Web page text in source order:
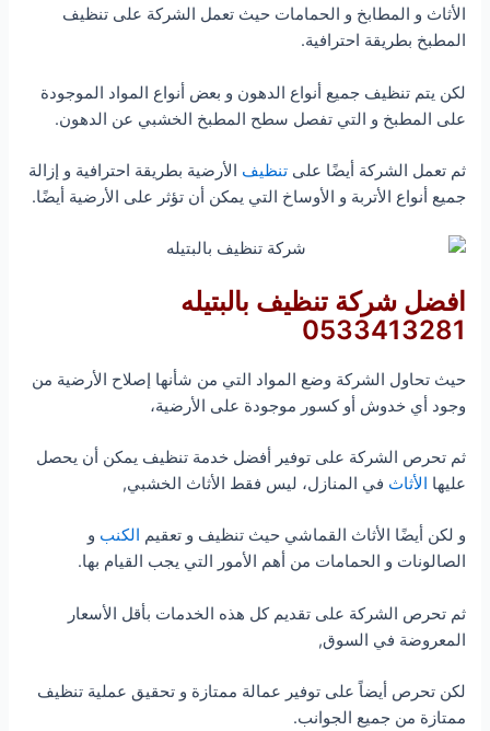
الأثاث و المطابخ و الحمامات حيث تعمل الشركة على تنظيف
المطبخ بطريقة احترافية.
لكن يتم تنظيف جميع أنواع الدهون و بعض أنواع المواد الموجودة
على المطبخ و التي تفصل سطح المطبخ الخشبي عن الدهون.
ثم تعمل الشركة أيضًا علىتنظيف الأرضية بطريقة احترافية و إزالة
جميع أنواع الأتربة و الأوساخ التي يمكن أن تؤثر على الأرضية أيضًا.
افضل شركة تنظيف بالبتيله
0533413281
حيث تحاول الشركة وضع المواد التي من شأنها إصلاح الأرضية من
وجود أي خدوش أو كسور موجودة على الأرضية،
ثم تحرص الشركة على توفير أفضل خدمة تنظيف يمكن أن يحصل
عليها الأثاث في المنازل، ليس فقط الأثاث الخشبي,
و لكن أيضًا الأثاث القماشي حيث تنظيف و تعقيم الكنب و
الصالونات و الحمامات من أهم الأمور التي يجب القيام بها.
ثم تحرص الشركة على تقديم كل هذه الخدمات بأقل الأسعار
المعروضة في السوق,
لكن تحرص أيضاً على توفير عمالة ممتازة و تحقيق عملية تنظيف
ممتازة من جميع الجوانب.